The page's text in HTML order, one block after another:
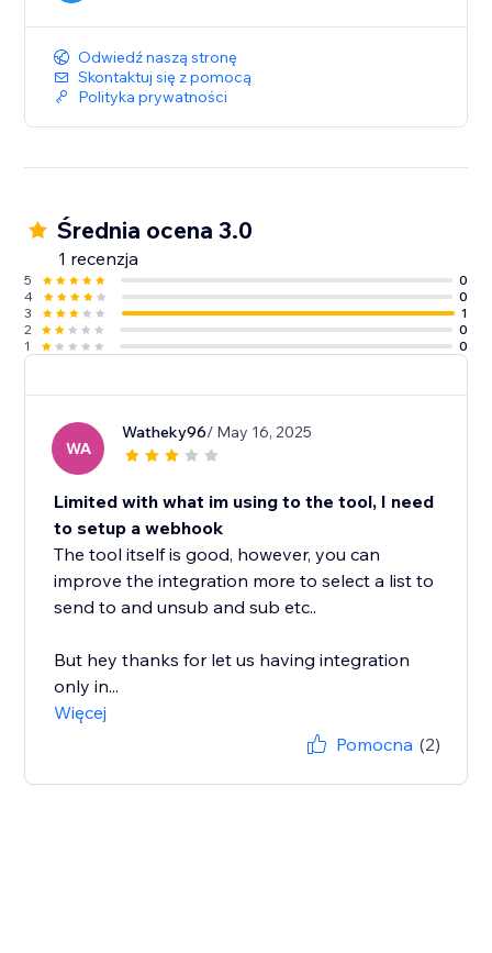
Odwiedź naszą stronę
Skontaktuj się z pomocą
Polityka prywatności
Średnia ocena 3.0
1 recenzja
5
0
4
0
3
1
2
0
1
0
WA
Watheky96/ May 16, 2025
Limited with what im using to the tool, I need
to setup a webhook
The tool itself is good, however, you can
improve the integration more to select a list to
send to and unsub and sub etc..
But hey thanks for let us having integration
only in...
Więcej
Pomocna (2)